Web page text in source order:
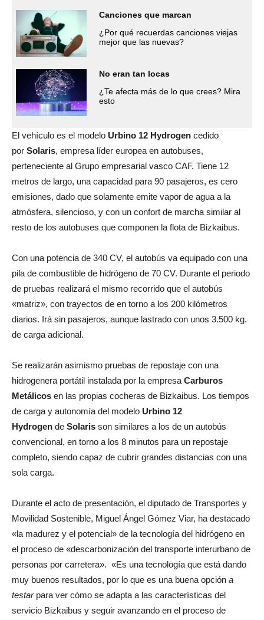
Canciones que marcan
¿Por qué recuerdas canciones viejas
mejor que las nuevas?
No eran tan locas
¿Te afecta más de lo que crees? Mira
esto
El vehículo es el modelo Urbino 12 Hydrogen cedido
por Solaris, empresa líder europea en autobuses,
perteneciente al Grupo empresarial vasco CAF. Tiene 12
metros de largo, una capacidad para 90 pasajeros, es cero
emisiones, dado que solamente emite vapor de agua a la
atmósfera, silencioso, y con un confort de marcha similar al
resto de los autobuses que componen la flota de Bizkaibus.
Con una potencia de 340 CV, el autobús va equipado con una
pila de combustible de hidrógeno de 70 CV. Durante el periodo
de pruebas realizará el mismo recorrido que el autobús
«matriz», con trayectos de en torno a los 200 kilómetros
diarios. Irá sin pasajeros, aunque lastrado con unos 3.500 kg.
de carga adicional.
Se realizarán asimismo pruebas de repostaje con una
hidrogenera portátil instalada por la empresa Carburos
Metálicos en las propias cocheras de Bizkaibus. Los tiempos
de carga y autonomía del modelo Urbino 12
Hydrogen de Solaris son similares a los de un autobús
convencional, en torno a los 8 minutos para un repostaje
completo, siendo capaz de cubrir grandes distancias con una
sola carga.
Durante el acto de presentación, el diputado de Transportes y
Movilidad Sostenible, Miguel Ángel Gómez Viar, ha destacado
«la madurez y el potencial» de la tecnología del hidrógeno en
el proceso de «descarbonización del transporte interurbano de
personas por carretera». «Es una tecnología que está dando
muy buenos resultados, por lo que es una buena opción a
testarpara ver cómo se adapta a las características del
servicio Bizkaibus y seguir avanzando en el proceso de